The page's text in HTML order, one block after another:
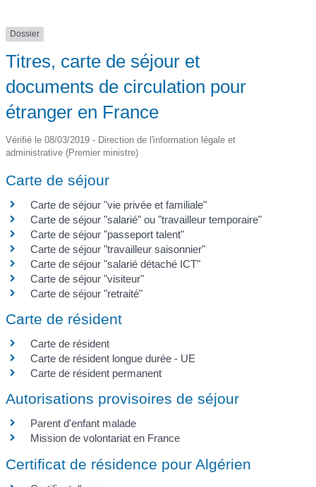
Dossier
Titres, carte de séjour et
documents de circulation pour
étranger en France
Vérifié le 08/03/2019 - Direction de l'information légale et
administrative (Premier ministre)
Carte de séjour
Carte de séjour "vie privée et familiale"
Carte de séjour "salarié" ou "travailleur temporaire"
Carte de séjour "passeport talent"
Carte de séjour "travailleur saisonnier"
Carte de séjour "salarié détaché ICT"
Carte de séjour "visiteur"
Carte de séjour "retraité"
Carte de résident
Carte de résident
Carte de résident longue durée - UE
Carte de résident permanent
Autorisations provisoires de séjour
Parent d'enfant malade
Mission de volontariat en France
Certificat de résidence pour Algérien